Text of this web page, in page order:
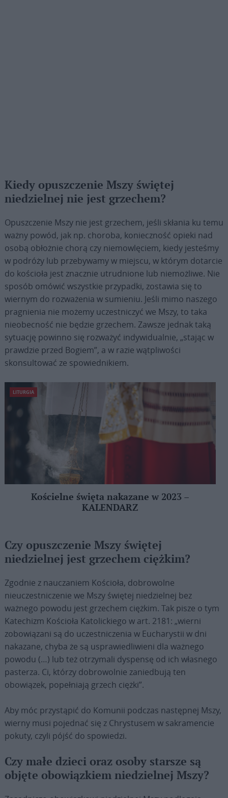
Kiedy opuszczenie Mszy świętej
niedzielnej nie jest grzechem?
Opuszczenie Mszy nie jest grzechem, jeśli skłania ku temu
ważny powód, jak np. choroba, konieczność opieki nad
osobą obłożnie chorą czy niemowlęciem, kiedy jesteśmy
w podróży lub przebywamy w miejscu, w którym dotarcie
do kościoła jest znacznie utrudnione lub niemożliwe. Nie
sposób omówić wszystkie przypadki, zostawia się to
wiernym do rozważenia w sumieniu. Jeśli mimo naszego
pragnienia nie możemy uczestniczyć we Mszy, to taka
nieobecność nie będzie grzechem. Zawsze jednak taką
sytuację powinno się rozważyć indywidualnie, „stając w
prawdzie przed Bogiem”, a w razie wątpliwości
skonsultować ze spowiednikiem.
LITURGIA
Kościelne święta nakazane w 2023 –
KALENDARZ
Czy opuszczenie Mszy świętej
niedzielnej jest grzechem ciężkim?
Zgodnie z nauczaniem Kościoła, dobrowolne
nieuczestniczenie we Mszy świętej niedzielnej bez
ważnego powodu jest grzechem ciężkim. Tak pisze o tym
Katechizm Kościoła Katolickiego w art. 2181: „wierni
zobowiązani są do uczestniczenia w Eucharystii w dni
nakazane, chyba że są usprawiedliwieni dla ważnego
powodu (…) lub też otrzymali dyspensę od ich własnego
pasterza. Ci, którzy dobrowolnie zaniedbują ten
obowiązek, popełniają grzech ciężki”.
Aby móc przystąpić do Komunii podczas następnej Mszy,
wierny musi pojednać się z Chrystusem w sakramencie
pokuty, czyli pójść do spowiedzi.
Czy małe dzieci oraz osoby starsze są
objęte obowiązkiem niedzielnej Mszy?